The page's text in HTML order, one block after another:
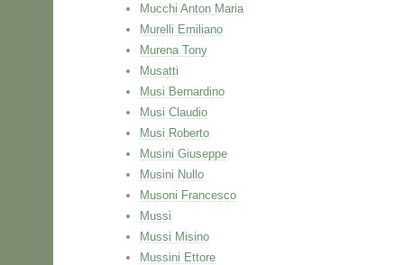
Mucchi Anton Maria
Murelli Emiliano
Murena Tony
Musatti
Musi Bernardino
Musi Claudio
Musi Roberto
Musini Giuseppe
Musini Nullo
Musoni Francesco
Mussi
Mussi Misino
Mussini Ettore